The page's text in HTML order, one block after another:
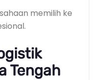
memilih ke
Tengah